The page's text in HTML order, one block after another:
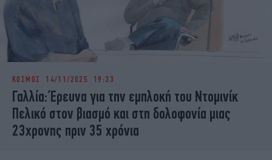
ΚΟΣΜΟΣ 14/11/2025 19:33
Γαλλία: Έρευνα για την εμπλοκή του Ντομινίκ
Πελικό στον βιασμό και στη δολοφονία μιας
23χρονης πριν 35 χρόνια